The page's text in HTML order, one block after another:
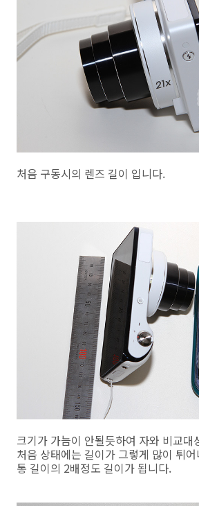
처음 구동시의 렌즈 길이 입니다.
크기가 가늠이 안될듯하여 자와 비교대
처음 상태에는 길이가 그렇게 많이 튀
통 길이의 2배정도 길이가 됩니다.